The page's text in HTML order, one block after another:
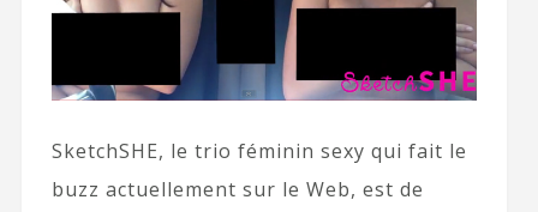
SketchSHE, le trio féminin sexy qui fait le
buzz actuellement sur le Web, est de